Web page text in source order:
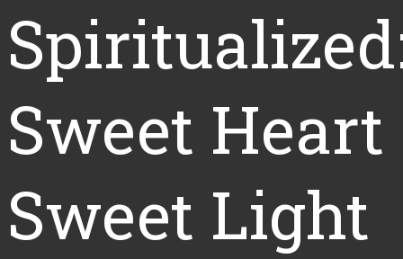
Sweet Heart
Sweet Light